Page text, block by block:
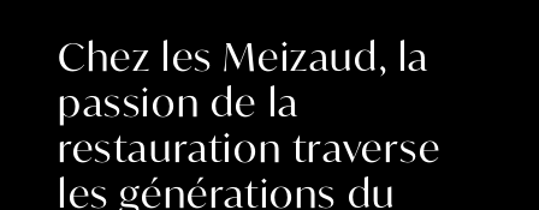
Chez les Meizaud, la
passion de la
restauration traverse
les générations du